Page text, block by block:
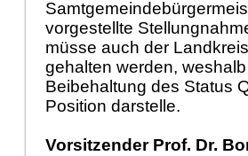
vorgestellte
müsse auch der
gehalten werden,
Beibehaltung des Status
Position darstelle.
Vorsitzender Prof. Dr.